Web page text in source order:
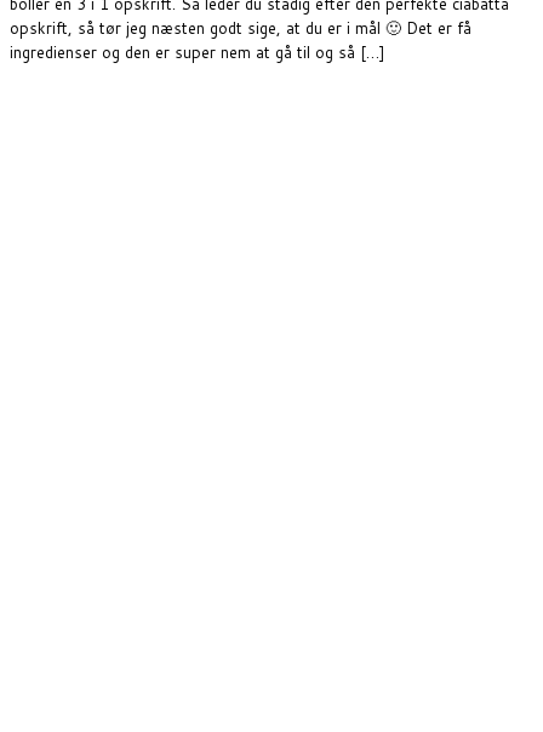
opskrift, så tør jeg næsten godt sige, at du er i mål 🙂 Det er få
ingredienser og den er super nem at gå til og så […]